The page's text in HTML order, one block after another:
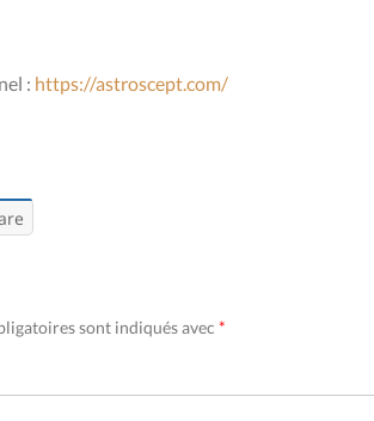
: https://astroscept.com/
sont indiqués avec *